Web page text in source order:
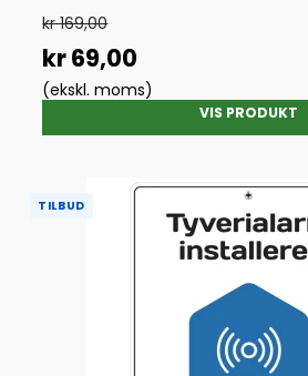
kr 169,00
kr 69,00
(ekskl. moms)
VIS PRODUKT
TILBUD